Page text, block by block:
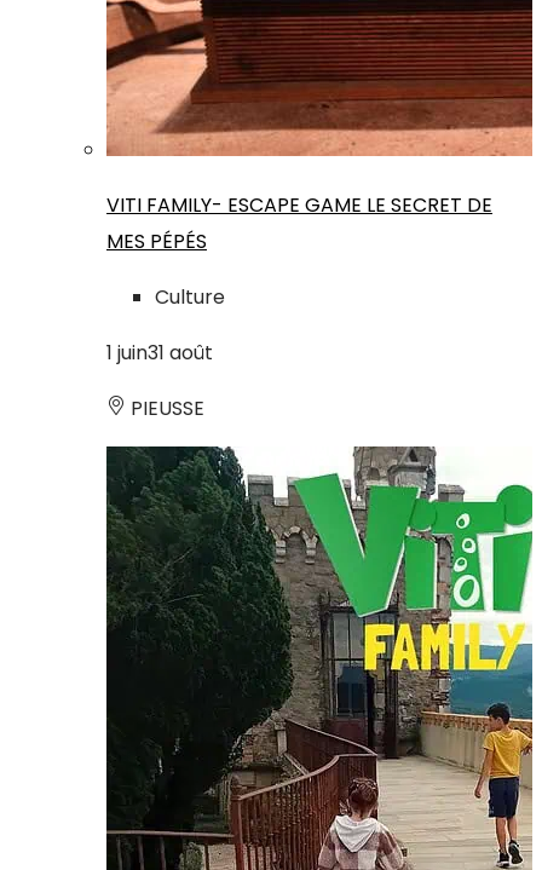
VITI FAMILY- ESCAPE GAME LE SECRET DE
MES PÉPÉS
Culture
1 juin31 août
PIEUSSE